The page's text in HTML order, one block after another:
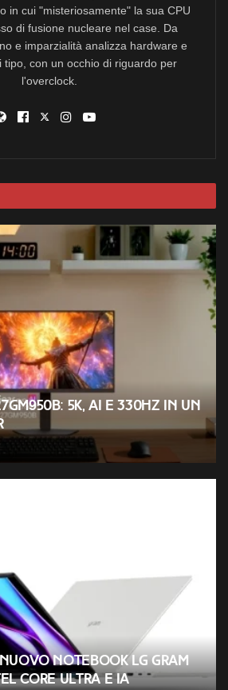
in cui "misteriosamente" la sua CPU
di fusione nucleare nel case. Da
e imparzialità analizza hardware e
tipo, con un occhio di riguardo per
l'overclock.
5K, AI e 330Hz in un
notebook LG gram
Core Ultra e IA